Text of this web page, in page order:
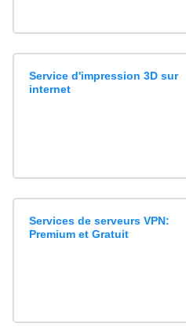
Service d'impression 3D sur
internet
Services de serveurs VPN:
Premium et Gratuit